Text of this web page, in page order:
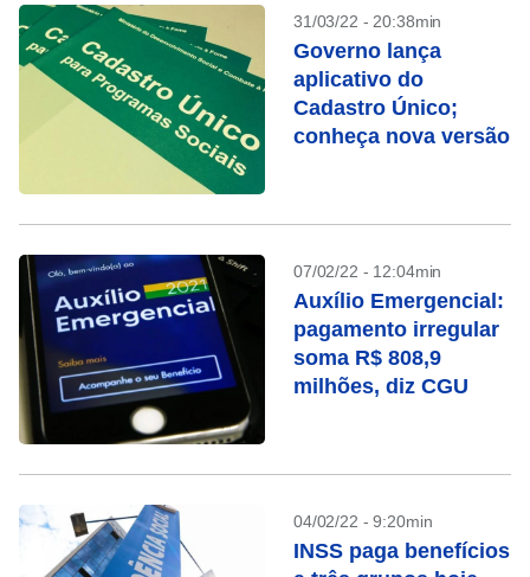
31/03/22 - 20:38min
Governo lança
aplicativo do
Cadastro Único;
conheça nova versão
07/02/22 - 12:04min
Auxílio Emergencial:
pagamento irregular
soma R$ 808,9
milhões, diz CGU
04/02/22 - 9:20min
INSS paga benefícios